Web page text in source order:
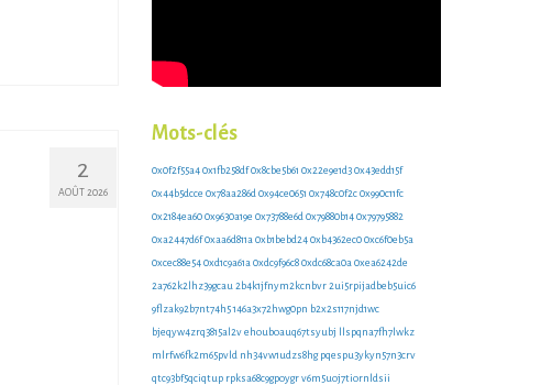
2
AOÛT 2026
Mots-clés
0x0f2f55a4 0x1fb258df 0x8cbe5b61 0x22e9e1d3 0x43edd15f
0x44b5dcce 0x78aa286d 0x94ce0651 0x748c0f2c 0x990c11fc
0x2184ea60 0x9630a19e 0x73788e6d 0x79880b14 0x79795882
0xa2447d6f 0xaa6d811a 0xb1bebd24 0xb4362ec0 0xc6f0eb5a
0xcec88e54 0xd1c9a61a 0xdc9f96c8 0xdc68ca0a 0xea6242de
2a762k2lhz39gcau 2b4k1jfnym2kcnbvr 2ui5rpijadbeb5uic6
9flzak92b7nt74h5146a3x72hwg0pn b2x2s117njd1wc
bjeqyw4zrq3815al2v ehouboauq67tsyubj llspqna7fh7lwkz
mlrfw6fk2m65pvld nh34vw1udzs8hg pqespu3ykyn57n3crv
qtc93bf5qciqtup rpksa68c9gpoygr v6m5uoj7tiornldsii